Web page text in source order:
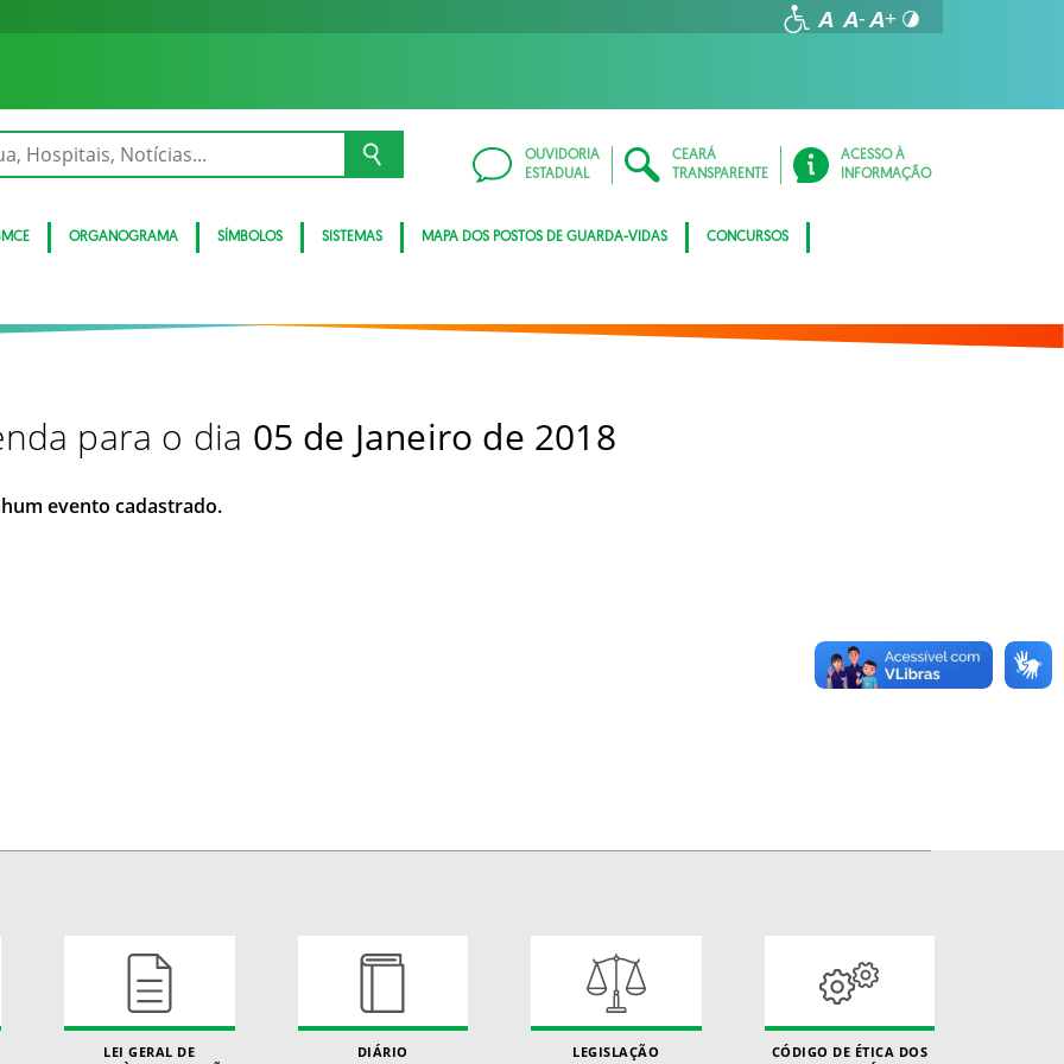
OUVIDORIA
ESTADUAL
CEARÁ
TRANSPARENTE
ACESSO À
INFORMAÇÃO
ORGANOGRAMA SÍMBOLOS SISTEMAS MAPA DOS POSTOS DE GUARDA-VIDAS CONCURSOS
para o dia 05 de Janeiro de 2018
evento cadastrado.
LEI GERAL DE
DIÁRIO
LEGISLAÇÃO
CÓDIGO DE ÉTICA DOS